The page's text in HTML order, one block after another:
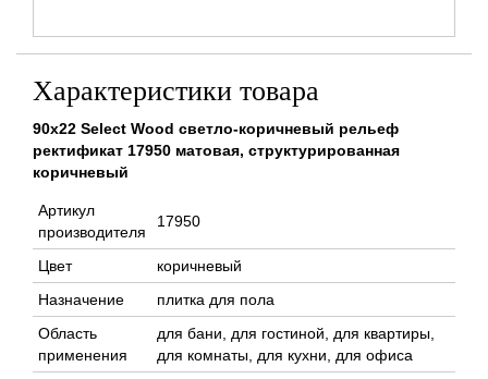
Характеристики товара
90x22 Select Wood светло-коричневый рельеф
ректификат 17950 матовая, структурированная
коричневый
Артикул
производителя
17950
Цвет
коричневый
Назначение
плитка для пола
Область
применения
для бани, для гостиной, для квартиры,
для комнаты, для кухни, для офиса